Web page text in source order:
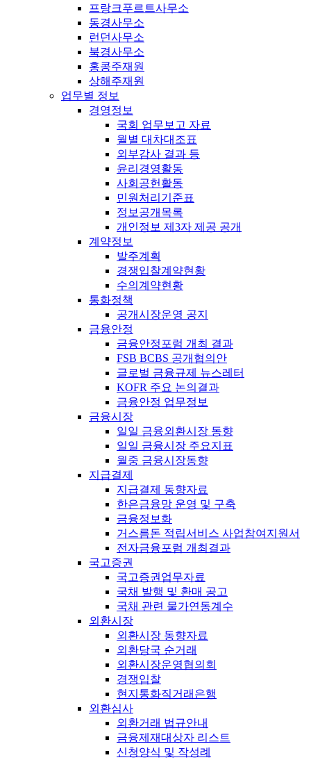
프랑크푸르트사무소
동경사무소
런던사무소
북경사무소
홍콩주재원
상해주재원
업무별 정보
경영정보
국회 업무보고 자료
월별 대차대조표
외부감사 결과 등
윤리경영활동
사회공헌활동
민원처리기준표
정보공개목록
개인정보 제3자 제공 공개
계약정보
발주계획
경쟁입찰계약현황
수의계약현황
통화정책
공개시장운영 공지
금융안정
금융안정포럼 개최 결과
FSB BCBS 공개협의안
글로벌 금융규제 뉴스레터
KOFR 주요 논의결과
금융안정 업무정보
금융시장
일일 금융외환시장 동향
일일 금융시장 주요지표
월중 금융시장동향
지급결제
지급결제 동향자료
한은금융망 운영 및 구축
금융정보화
거스름돈 적립서비스 사업참여지원서
전자금융포럼 개최결과
국고증권
국고증권업무자료
국채 발행 및 환매 공고
국채 관련 물가연동계수
외환시장
외환시장 동향자료
외환당국 순거래
외환시장운영협의회
경쟁입찰
현지통화직거래은행
외환심사
외환거래 법규안내
금융제재대상자 리스트
신청양식 및 작성례